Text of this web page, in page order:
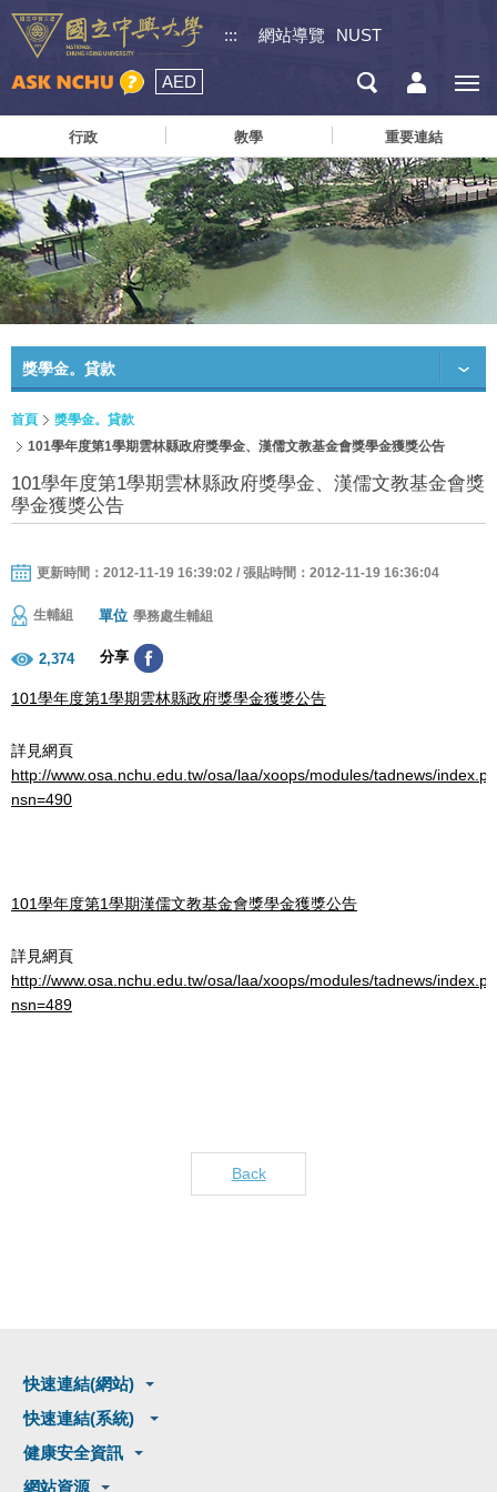
::: 網站導覽 NUST
AED
行政 教學 重要連結
獎學金。貸款
首頁
獎學金。貸款
101學年度第1學期雲林縣政府獎學金、漢儒文教基金會獎學金獲獎公告
101學年度第1學期雲林縣政府獎學金、漢儒文教基金會獎
學金獲獎公告
更新時間：2012-11-19 16:39:02 / 張貼時間：2012-11-19 16:36:04
生輔組 單位 學務處生輔組
2,374 分享
101學年度第1學期雲林縣政府獎學金獲獎公告
詳見網頁
http://www.osa.nchu.edu.tw/osa/laa/xoops/modules/tadnews/
nsn=490
101學年度第1學期漢儒文教基金會獎學金獲獎公告
詳見網頁
http://www.osa.nchu.edu.tw/osa/laa/xoops/modules/tadnews/
nsn=489
Back
快速連結(網站)
快速連結(系統)
健康安全資訊
網站資源